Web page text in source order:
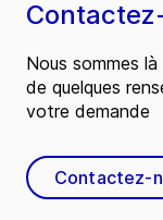
Nous sommes
de quelques
votre demande
Contactez-